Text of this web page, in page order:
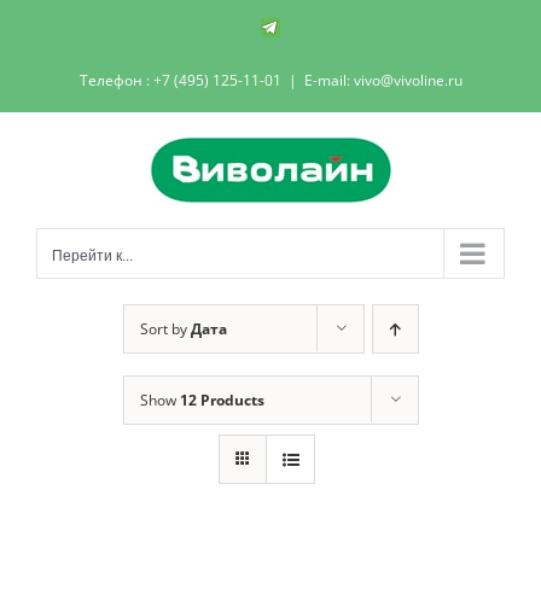
content
Телеграм-
Телефон : +7 (495) 125-11-01 | E-mail: vivo@vivoline.ru
Перейти к...
Sort byДата
Show 12 Products